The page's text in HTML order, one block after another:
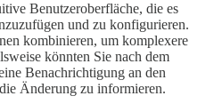
Benutzeroberfläche, die es
und zu konfigurieren.
kombinieren, um komplexere
könnten Sie nach dem
Benachrichtigung an den
Änderung zu informieren.